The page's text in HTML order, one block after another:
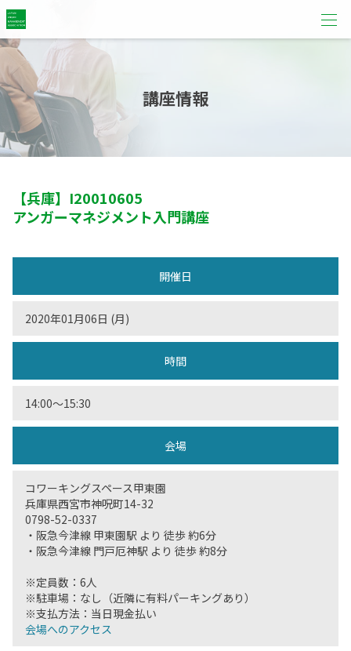
講座情報
【兵庫】 I20010605
アンガーマネジメント入門講座
開催日
2020年01月06日 (月)
時間
14:00〜15:30
会場
コワーキングスペース甲東園
兵庫県西宮市神呪町14-32
0798-52-0337
・阪急今津線 甲東園駅 より 徒歩 約6分
・阪急今津線 門戸厄神駅 より 徒歩 約8分
※定員数：6人
※駐車場：なし（近隣に有料パーキングあり）
※支払方法：当日現金払い
会場へのアクセス